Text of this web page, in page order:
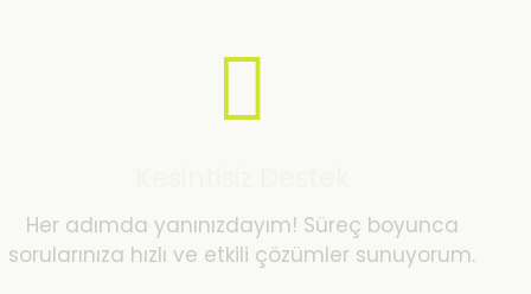
Her adımda yanınızdayım! Süreç boyunca
sorularınıza hızlı ve etkili çözümler sunuyorum.